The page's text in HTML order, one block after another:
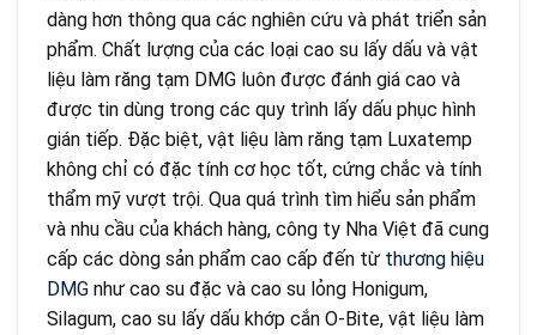
dàng hơn thông qua các nghiên cứu và phát triển sản
phẩm. Chất lượng của các loại cao su lấy dấu và vật
liệu làm răng tạm DMG luôn được đánh giá cao và
được tin dùng trong các quy trình lấy dấu phục hình
gián tiếp. Đặc biệt, vật liệu làm răng tạm Luxatemp
không chỉ có đặc tính cơ học tốt, cứng chắc và tính
thẩm mỹ vượt trội. Qua quá trình tìm hiểu sản phẩm
và nhu cầu của khách hàng, công ty Nha Việt đã cung
cấp các dòng sản phẩm cao cấp đến từ thương hiệu
DMG như cao su đặc và cao su lỏng Honigum,
Silagum, cao su lấy dấu khớp cắn O-Bite, vật liệu làm